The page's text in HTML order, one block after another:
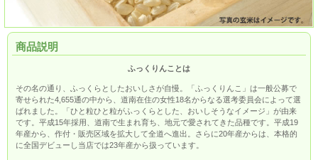
商品説明
ふっくりんことは
その名の通り、ふっくらとしたおいしさが自慢。「ふっくりんこ」は一般公募で
寄せられた4,655通の中から、道南在住の女性18名からなる選考委員会によって選
ばれました。「ひと粒ひと粒がふっくらとした、おいしそうなイメージ」が由来
です。平成15年採用、道南で生まれ育ち、地元で愛されてきた品種です。平成19
年産から、作付・販売区域を拡大して全道へ進出。さらに20年産からは、本格的
に全国デビューし当店では23年産から扱っています。